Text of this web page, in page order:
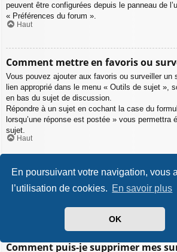
En poursuivant votre navigation, vous
l’utilisation de cookies. En savoir plus
OK
peuvent être configurées depuis le panneau de
« Préférences du forum ».
Haut
Comment mettre en favoris ou
Vous pouvez ajouter aux favoris ou surveiller un
lien approprié dans le menu « Outils de sujet »,
en bas du sujet de discussion.
Répondre à un sujet en cochant la case du
lorsqu’une réponse est postée » vous permettra
sujet.
Haut
Comment surveiller des forums ?
Pour surveiller un forum en particulier, une fois
Comment puis-je supprimer mes